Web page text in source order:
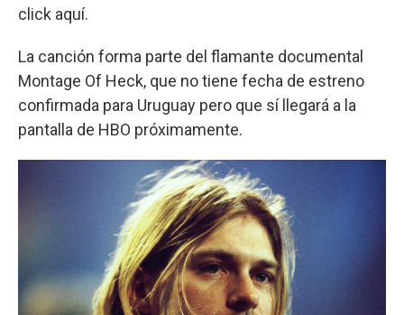
click aquí.
La canción forma parte del flamante documental
Montage Of Heck, que no tiene fecha de estreno
confirmada para Uruguay pero que sí llegará a la
pantalla de HBO próximamente.